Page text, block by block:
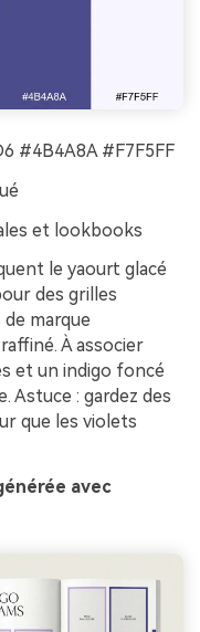
#4B4A8A #F7F5FF
et lookbooks
le yaourt glacé
des grilles
marque
À associer
et un indigo foncé
Astuce : gardez des
que les violets
avec